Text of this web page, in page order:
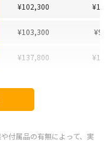
¥102,300
¥103,300
¥137,800
¥75,500
¥77,000
付属品の有無によって、実